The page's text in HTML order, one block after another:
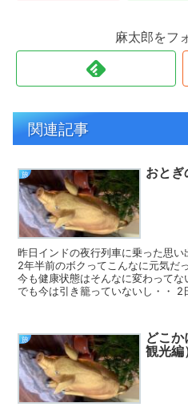
麻太郎をフ
関連記事
旅 おとぎ
昨日インドの夜行列車に乗った思
2年半前のボクってこんなに元気だ
今も健康状態はそんなに変わって
でも今は引き籠っていないし・・ 2
旅
どこ
観光編